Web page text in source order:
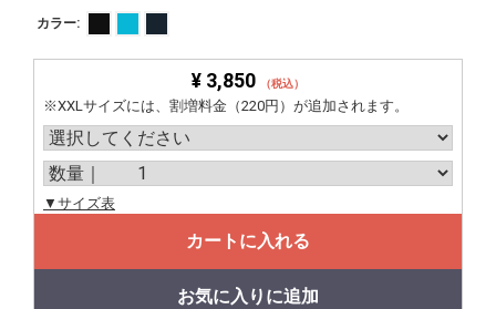
カラー:
¥ 3,850 （税込）
※XXLサイズには、割増料金（220円）が追加されます。
▼サイズ表
カートに入れる
お気に入りに追加